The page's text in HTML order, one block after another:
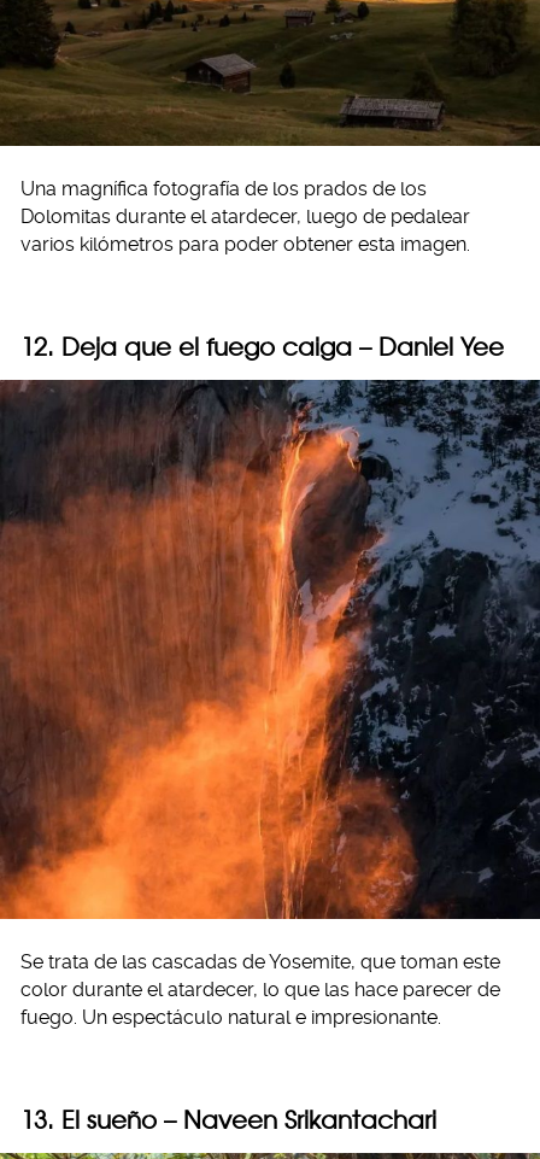
Una magnífica fotografía de los prados de los
Dolomitas durante el atardecer, luego de pedalear
varios kilómetros para poder obtener esta imagen.
12. Deja que el fuego caiga – Daniel Yee
Se trata de las cascadas de Yosemite, que toman este
color durante el atardecer, lo que las hace parecer de
fuego. Un espectáculo natural e impresionante.
13. El sueño – Naveen Srikantachari